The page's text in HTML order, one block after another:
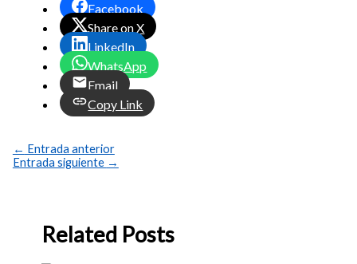
Facebook
Share on X
LinkedIn
WhatsApp
Email
Copy Link
← Entrada anterior
Entrada siguiente →
Related Posts